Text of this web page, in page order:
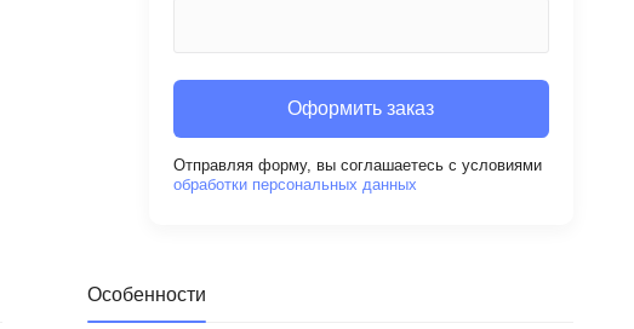
Оформить заказ
Отправляя форму, вы соглашаетесь с условиями
обработки персональных данных
Особенности